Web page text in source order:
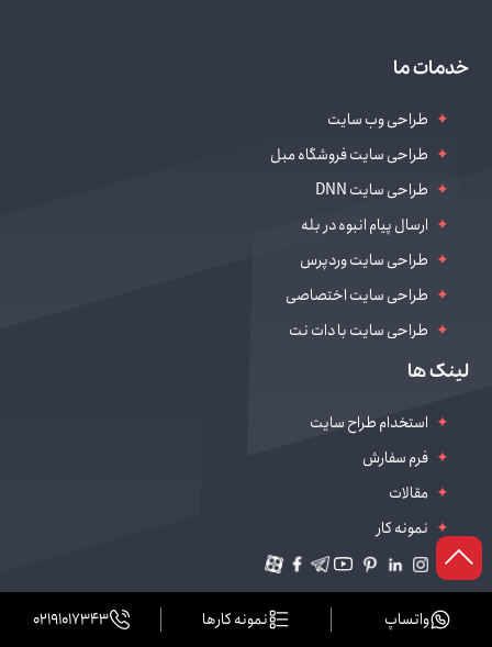
واتساپ نمونه کارها 02191017343
خدمات ما
طراحی وب سایت
طراحی سایت فروشگاه مبل
طراحی سایت DNN
ارسال پیام انبوه در بله
طراحی سایت وردپرس
طراحی سایت اختصاصی
طراحی سایت با دات نت
طراحی سایت سالن زیباییلینک ها
استخدام طراح سایت
فرم سفارش
مقالات
نمونه کار